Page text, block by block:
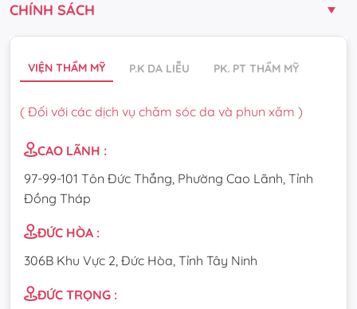
CHÍNH SÁCH
VIỆN THẨM MỸ P.K DA LIỄU PK. PT THẨM MỸ
( Đối với các dịch vụ chăm sóc da và phun xăm )
CAO LÃNH :
97-99-101 Tôn Đức Thắng, Phường Cao Lãnh, Tỉnh
Đồng Tháp
ĐỨC HÒA :
306B Khu Vực 2, Đức Hòa, Tỉnh Tây Ninh
ĐỨC TRỌNG :